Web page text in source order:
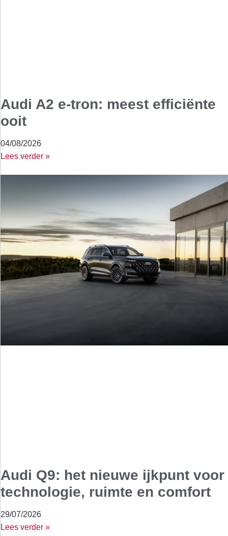
Audi A2 e-tron: meest efficiënte
ooit
04/08/2026
Lees verder »
Audi Q9: het nieuwe ijkpunt voor
technologie, ruimte en comfort
29/07/2026
Lees verder »